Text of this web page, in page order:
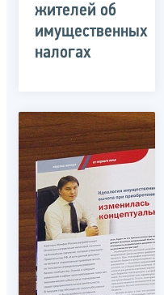
жителей об
имущественных
налогах